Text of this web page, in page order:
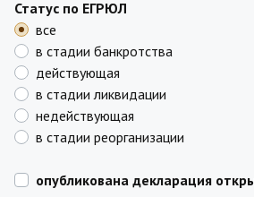
Статус по ЕГРЮЛ
все
в стадии банкротства
действующая
в стадии ликвидации
недействующая
в стадии реорганизации
опубликована декларация